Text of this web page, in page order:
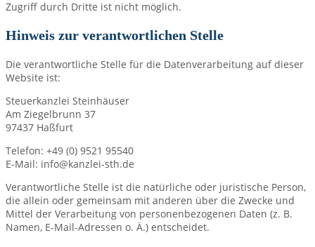
Zugriff durch Dritte ist nicht möglich.
Hinweis zur verantwortlichen Stelle
Die verantwortliche Stelle für die Datenverarbeitung auf dieser
Website ist:
Steuerkanzlei Steinhäuser
Am Ziegelbrunn 37
97437 Haßfurt
Telefon: +49 (0) 9521 95540
E-Mail: info@kanzlei-sth.de
Verantwortliche Stelle ist die natürliche oder juristische Person,
die allein oder gemeinsam mit anderen über die Zwecke und
Mittel der Verarbeitung von personenbezogenen Daten (z. B.
Namen, E-Mail-Adressen o. Ä.) entscheidet.